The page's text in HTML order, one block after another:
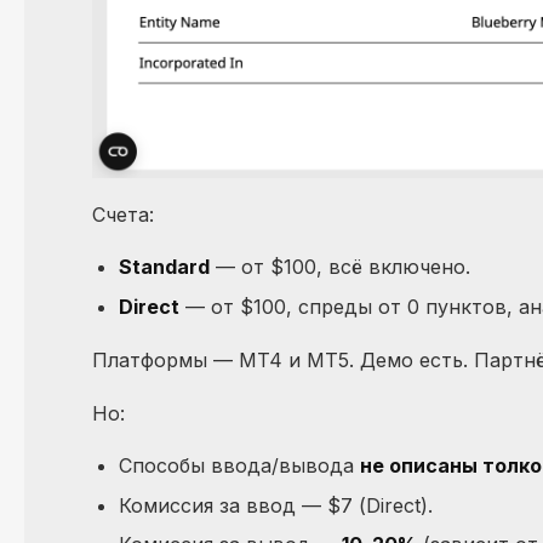
Счета:
Standard — от $100, всё включено.
Direct — от $100, спреды от 0 пунктов,
Платформы — MT4 и MT5. Демо есть.
Но:
Способы ввода/вывода не описаны
Комиссия за ввод — $7 (Direct).